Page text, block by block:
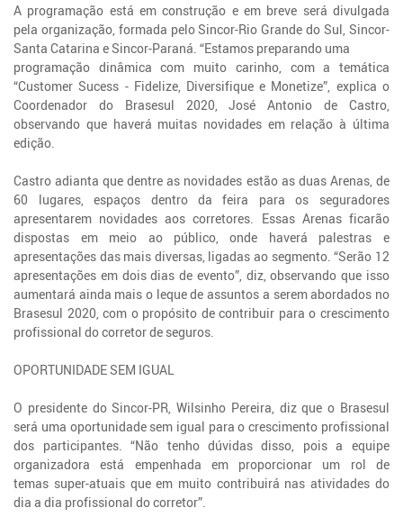
A programação está em construção e em breve será divulgada
pela organização, formada pelo Sincor-Rio Grande do Sul, Sincor-
Santa Catarina e Sincor-Paraná. “Estamos preparando uma
programação dinâmica com muito carinho, com a temática
“Customer Sucess - Fidelize, Diversifique e Monetize”, explica o
Coordenador do Brasesul 2020, José Antonio de Castro,
observando que haverá muitas novidades em relação à última
edição.
Castro adianta que dentre as novidades estão as duas Arenas, de
60 lugares, espaços dentro da feira para os seguradores
apresentarem novidades aos corretores. Essas Arenas ficarão
dispostas em meio ao público, onde haverá palestras e
apresentações das mais diversas, ligadas ao segmento. “Serão 12
apresentações em dois dias de evento”, diz, observando que isso
aumentará ainda mais o leque de assuntos a serem abordados no
Brasesul 2020, com o propósito de contribuir para o crescimento
profissional do corretor de seguros.
OPORTUNIDADE SEM IGUAL
O presidente do Sincor-PR, Wilsinho Pereira, diz que o Brasesul
será uma oportunidade sem igual para o crescimento profissional
dos participantes. “Não tenho dúvidas disso, pois a equipe
organizadora está empenhada em proporcionar um rol de
temas super-atuais que em muito contribuirá nas atividades do
dia a dia profissional do corretor”.